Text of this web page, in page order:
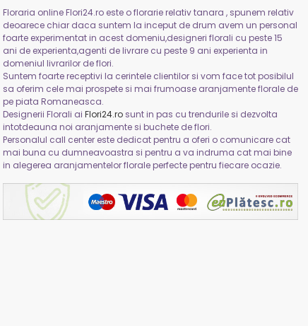
Floraria online Flori24.ro este o florarie relativ tanara , spunem relativ
deoarece chiar daca suntem la inceput de drum avem un personal
foarte experimentat in acest domeniu,designeri florali cu peste 15
ani de experienta,agenti de livrare cu peste 9 ani experienta in
domeniul livrarilor de flori.
Suntem foarte receptivi la cerintele clientilor si vom face tot posibilul
sa oferim cele mai prospete si mai frumoase aranjamente florale de
pe piata Romaneasca.
Designerii Florali ai Flori24.ro sunt in pas cu trendurile si dezvolta
intotdeauna noi aranjamente si buchete de flori.
Personalul call center este dedicat pentru a oferi o comunicare cat
mai buna cu dumneavoastra si pentru a va indruma cat mai bine
in alegerea aranjamentelor florale perfecte pentru fiecare ocazie.